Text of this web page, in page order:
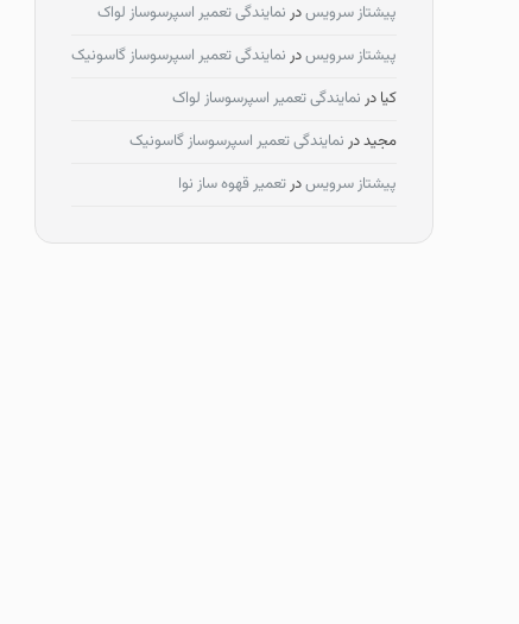
پیشتاز سرویسدر نمایندگی تعمیر اسپرسوساز لواک
پیشتاز سرویسدر نمایندگی تعمیر اسپرسوساز گاسونیک
کیا در نمایندگی تعمیر اسپرسوساز لواک
مجیددر نمایندگی تعمیر اسپرسوساز گاسونیک
پیشتاز سرویسدرتعمیر قهوه ساز نوا